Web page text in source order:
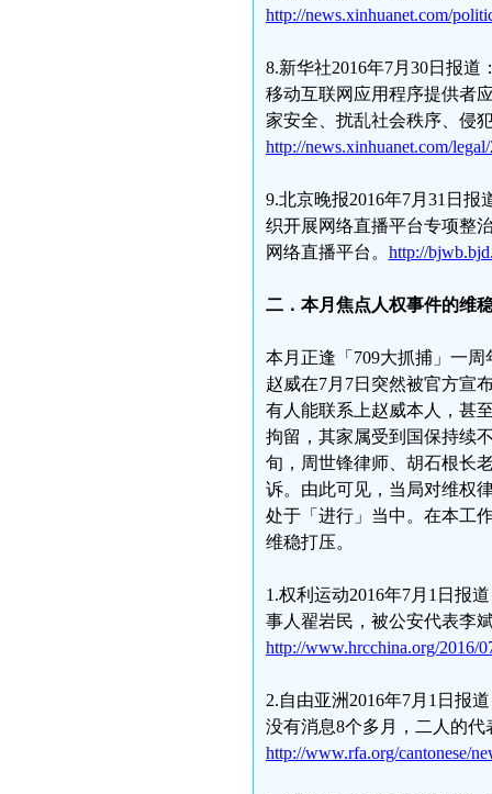
http://news.xinhuanet.com/
8.新华社2016年7月30日报
移动互联网应用程序提供者
家安全、扰乱社会秩序、侵
http://news.xinhuanet.com/
9.北京晚报2016年7月31日
织开展网络直播平台专项整
网络直播平台。 http://
二．本月焦点人权事件的维
本月正逢「709大抓捕」一
赵威在7月7日突然被官方宣
有人能联系上赵威本人，甚
拘留，其家属受到国保持续
旬，周世锋律师、胡石根长
诉。由此可见，当局对维权
处于「进行」当中。在本工
维稳打压。
1.权利运动2016年7月1日报
事人翟岩民，被公安代表李
http://www.hrcchina.org/2016/
2.自由亚洲2016年7月1日报
没有消息8个多月，二人的
http://www.rfa.org/cantonese/